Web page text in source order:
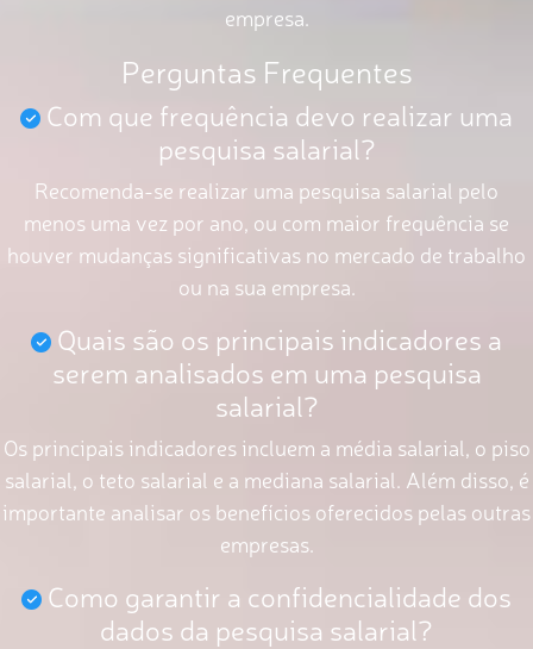
empresa.
Perguntas Frequentes
Com que frequência devo realizar uma
pesquisa salarial?
Recomenda-se realizar uma pesquisa salarial pelo
menos uma vez por ano, ou com maior frequência se
houver mudanças significativas no mercado de trabalho
ou na sua empresa.
Quais são os principais indicadores a
serem analisados em uma pesquisa
salarial?
Os principais indicadores incluem a média salarial, o piso
salarial, o teto salarial e a mediana salarial. Além disso, é
importante analisar os benefícios oferecidos pelas outras
empresas.
Como garantir a confidencialidade dos
dados da pesquisa salarial?